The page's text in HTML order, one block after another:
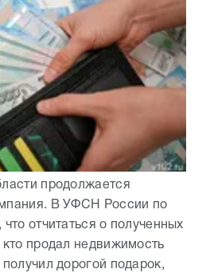
продолжается
В УФСН России по
отчитаться о полученных
продал недвижимость
дорогой подарок,